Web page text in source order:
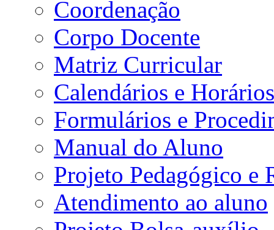
Coordenação
Corpo Docente
Matriz Curricular
Calendários e Horários
Formulários e
Manual do Aluno
Projeto Pedagógico e
Atendimento ao aluno